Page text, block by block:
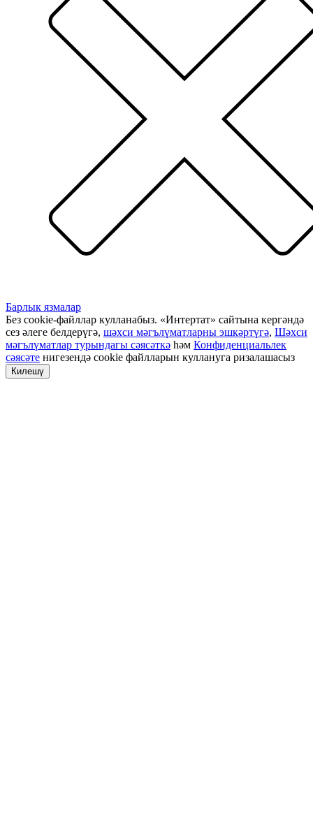
Барлык язмалар
Без cookie-файллар кулланабыз. «Интертат» сайтына кергәндә
сез әлеге белдерүгә, шәхси мәгълүматларны эшкәртүгә, Шәхси
мәгълүматлар турындагы сәясәткә һәм Конфиденциальлек
сәясәте нигезендә cookie файлларын куллануга ризалашасыз
Килешү